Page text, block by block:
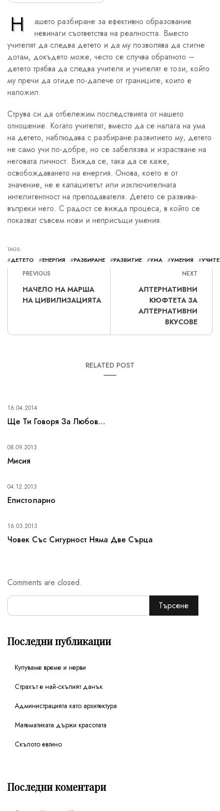
Н
ашето разбиране за ефективно образование
невинаги съответства на реалността. Вместо
учителят да следва детето и да му позволява да стигне
дотам, докъдето може, често се случва обратното –
детето трябва да следва учителя и учителят е този, който
му пречи да отиде по-далече от границите, които е
наложил.
Струва си да отбележим последствията от нашето
отношение. Когато учителят, вместо да се налага на ума
на детето, наблюдава с разбиране развитието му, детето
не само учи по-добре, но се забелязва и израстване на
неговата личност. Вижда се, така да се каже,
освобождаването на енергия. Онова, което е от
значение, не е капацитетът или изключителната
интелигентност на преподавателя. Детето се развива-
въпреки него. С радост се вижда процеса, в който се
показват съвсем нови и неприсъщи умения.
TAGS:
#ДЕТЕТО #ЕНЕРГИЯ #РАЗБИРАНЕ #РАЗВИТИЕ #УМА #УМЕНИЯ #
PREVIOUS
НАЧЕЛО НА МАРША
НА ЦИВИЛИЗАЦИЯТА
NEXT
АЛТЕРНАТИВНИ
КЮФТЕТА ЗА
АЛТЕРНАТИВНИ
ВКУСОВЕ
RELATED POST
16.04.2014
Ще Ти Говоря За Любов…
08.09.2013
Мисия
04.12.2013
Eпистоларно
16.03.2013
Човек Със Сигурност Няма Две Сърца
Comments are closed.
Търсене
Последни публикации
Купуваме време и нерви
Страхът е най-скъпият данък
Администрацията като архитектура
Математиката държи красотата
Скъпото евтино
Последни коментари